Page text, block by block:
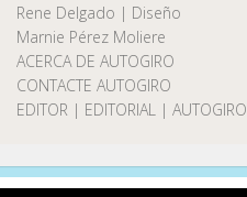
Rene Delgado | Diseño
Marnie Pérez Moliere
ACERCA DE AUTOGIRO
CONTACTE AUTOGIRO
EDITOR | EDITORIAL | AUTOGIRO